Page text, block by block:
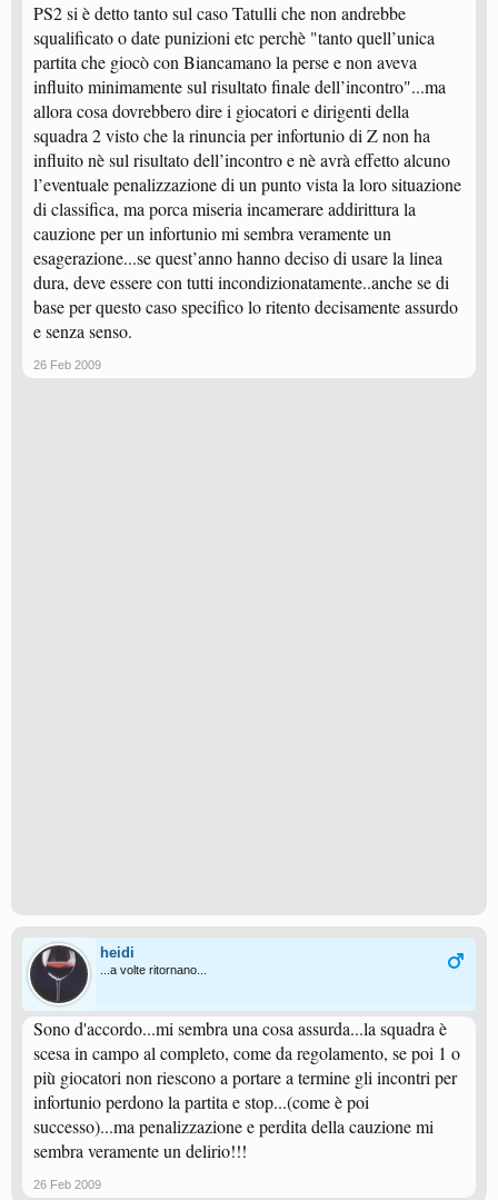
PS2 si è detto tanto sul caso Tatulli che non andrebbe
squalificato o date punizioni etc perchè "tanto quell’unica
partita che giocò con Biancamano la perse e non aveva
influito minimamente sul risultato finale dell’incontro"...ma
allora cosa dovrebbero dire i giocatori e dirigenti della
squadra 2 visto che la rinuncia per infortunio di Z non ha
influito nè sul risultato dell’incontro e nè avrà effetto alcuno
l’eventuale penalizzazione di un punto vista la loro situazione
di classifica, ma porca miseria incamerare addirittura la
cauzione per un infortunio mi sembra veramente un
esagerazione...se quest’anno hanno deciso di usare la linea
dura, deve essere con tutti incondizionatamente..anche se di
base per questo caso specifico lo ritento decisamente assurdo
e senza senso.
26 Feb 2009
heidi
...a volte ritornano...
Sono d'accordo...mi sembra una cosa assurda...la squadra è
scesa in campo al completo, come da regolamento, se poi 1 o
più giocatori non riescono a portare a termine gli incontri per
infortunio perdono la partita e stop...(come è poi
successo)...ma penalizzazione e perdita della cauzione mi
sembra veramente un delirio!!!
26 Feb 2009